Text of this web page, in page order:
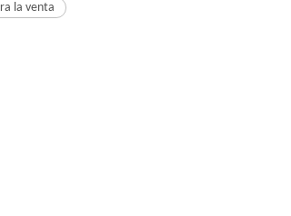
la venta